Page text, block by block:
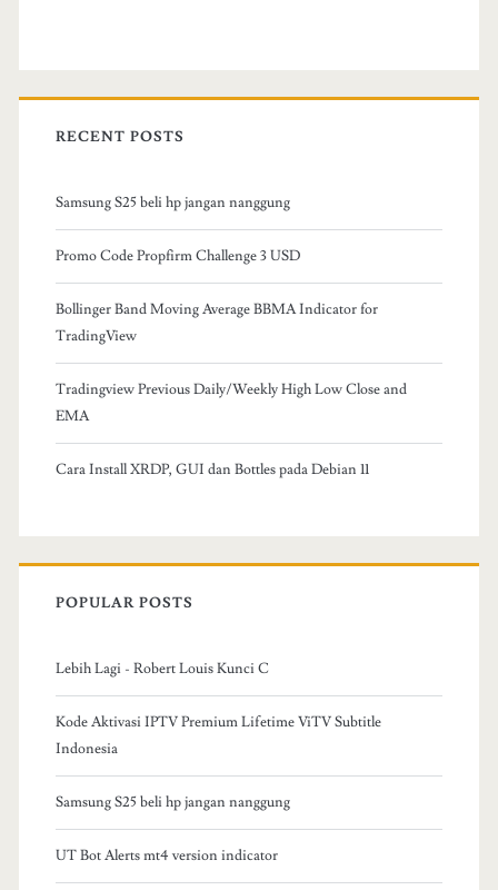
RECENT POSTS
Samsung S25 beli hp jangan nanggung
Promo Code Propfirm Challenge 3 USD
Bollinger Band Moving Average BBMA Indicator for
TradingView
Tradingview Previous Daily/Weekly High Low Close and
EMA
Cara Install XRDP, GUI dan Bottles pada Debian 11
POPULAR POSTS
Lebih Lagi - Robert Louis Kunci C
Kode Aktivasi IPTV Premium Lifetime ViTV Subtitle
Indonesia
Samsung S25 beli hp jangan nanggung
UT Bot Alerts mt4 version indicator